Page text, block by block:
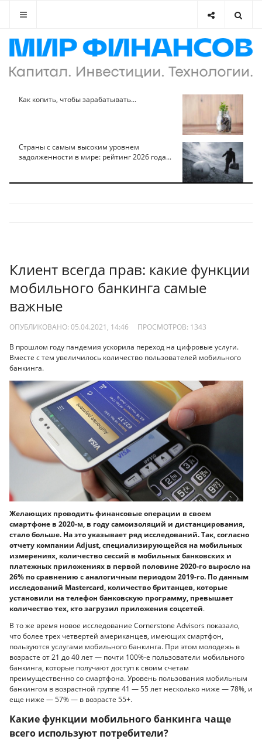
Как копить, чтобы зарабатывать...
Страны с самым высоким уровнем
задолженности в мире: рейтинг 2026 года...
Клиент всегда прав: какие функции
мобильного банкинга самые
важные
ОПУБЛИКОВАНО: 05.04.2021, 14:46 ПРОСМОТРОВ: 1343
В прошлом году пандемия ускорила переход на цифровые услуги.
Вместе с тем увеличилось количество пользователей мобильного
банкинга.
Желающих проводить финансовые операции в своем
смартфоне в 2020-м, в году самоизоляций и дистанцирования,
стало больше. На это указывает ряд исследований. Так, согласно
отчету компании Adjust, специализирующейся на мобильных
измерениях, количество сессий в мобильных банковских и
платежных приложениях в первой половине 2020-го выросло на
26% по сравнению с аналогичным периодом 2019-го. По данным
исследований Mastercard, количество британцев, которые
установили на телефон банковскую программу, превышает
количество тех, кто загрузил приложения соцсетей.
В то же время новое исследование Cornerstone Advisors показало,
что более трех четвертей американцев, имеющих смартфон,
пользуются услугами мобильного банкинга. При этом молодежь в
возрасте от 21 до 40 лет — почти 100%-е пользователи мобильного
банкинга, которые получают доступ к своим счетам
преимущественно со смартфона. Уровень пользования мобильным
банкингом в возрастной группе 41 — 55 лет несколько ниже — 78%, и
еще ниже — 57% — в возрасте 55+.
Какие функции мобильного банкинга чаще
всего используют потребители?